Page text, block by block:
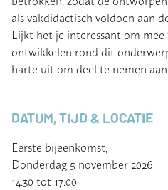
als vakdidactisch voldoen aan
Lijkt het je interessant om
ontwikkelen rond dit
harte uit om deel te nemen
DATUM, TIJD & LOCATIE
Eerste bijeenkomst;
Donderdag 5 november 2026
14:30 tot 17:00